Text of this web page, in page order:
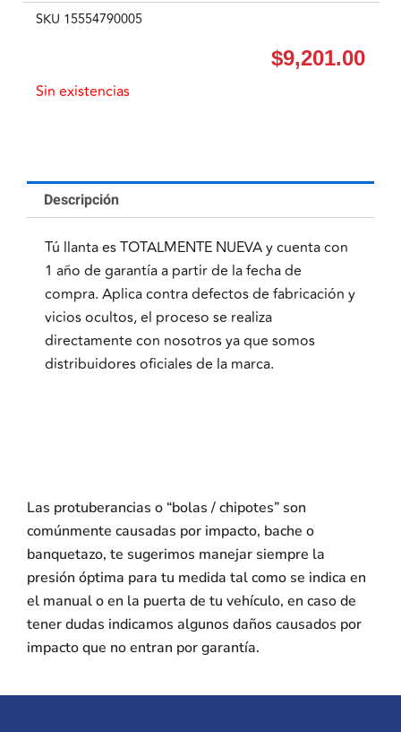
SKU 15554790005
$9,201.00
Sin existencias
Descripción
Tú llanta es TOTALMENTE NUEVA y cuenta con
1 año de garantía a partir de la fecha de
compra. Aplica contra defectos de fabricación y
vicios ocultos, el proceso se realiza
directamente con nosotros ya que somos
distribuidores oficiales de la marca.
Las protuberancias o “bolas / chipotes” son
comúnmente causadas por impacto, bache o
banquetazo, te sugerimos manejar siempre la
presión óptima para tu medida tal como se indica en
el manual o en la puerta de tu vehículo, en caso de
tener dudas indicamos algunos daños causados por
impacto que no entran por garantía.